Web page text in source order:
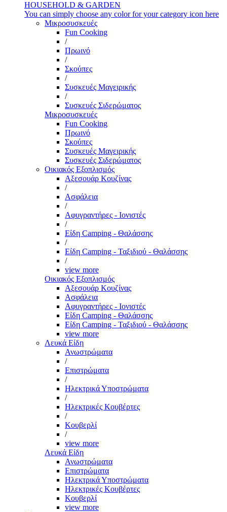
HOUSEHOLD & GARDEN
You can simply choose any color for your category icon here
Μικροσυσκευές
Fun Cooking
/
Πρωινό
/
Σκούπες
/
Συσκευές Μαγειρικής
/
Συσκευές Σιδερώματος
Μικροσυσκευές
Fun Cooking
Πρωινό
Σκούπες
Συσκευές Μαγειρικής
Συσκευές Σιδερώματος
Οικιακός Εξοπλισμός
Αξεσουάρ Κουζίνας
/
Ασφάλεια
/
Αφυγραντήρες - Ιονιστές
/
Είδη Camping - Θαλάσσης
/
Είδη Camping - Ταξιδιού - Θαλάσσης
/
view more
Οικιακός Εξοπλισμός
Αξεσουάρ Κουζίνας
Ασφάλεια
Αφυγραντήρες - Ιονιστές
Είδη Camping - Θαλάσσης
Είδη Camping - Ταξιδιού - Θαλάσσης
view more
Λευκά Είδη
Ανωστρώματα
/
Επιστρώματα
/
Ηλεκτρικά Υποστρώματα
/
Ηλεκτρικές Κουβέρτες
/
Κουβερλί
/
view more
Λευκά Είδη
Ανωστρώματα
Επιστρώματα
Ηλεκτρικά Υποστρώματα
Ηλεκτρικές Κουβέρτες
Κουβερλί
view more